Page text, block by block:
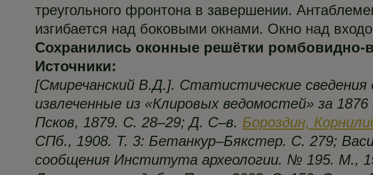
треугольного фронтона в завершении.
изгибается над боковыми окнами. Окно над
Сохранились оконные решётки ромбовидно-
Источники:
[Смиречанский В.Д.]. Статистические сведения
извлеченные из «Клировых ведомостей» за
Псков, 1879. С. 28–29; Д. С–в. Бороздин,
СПб., 1908. Т. 3: Бетанкур–Бякстер. С. 279;
сообщения Института археологии. № 195. М.,